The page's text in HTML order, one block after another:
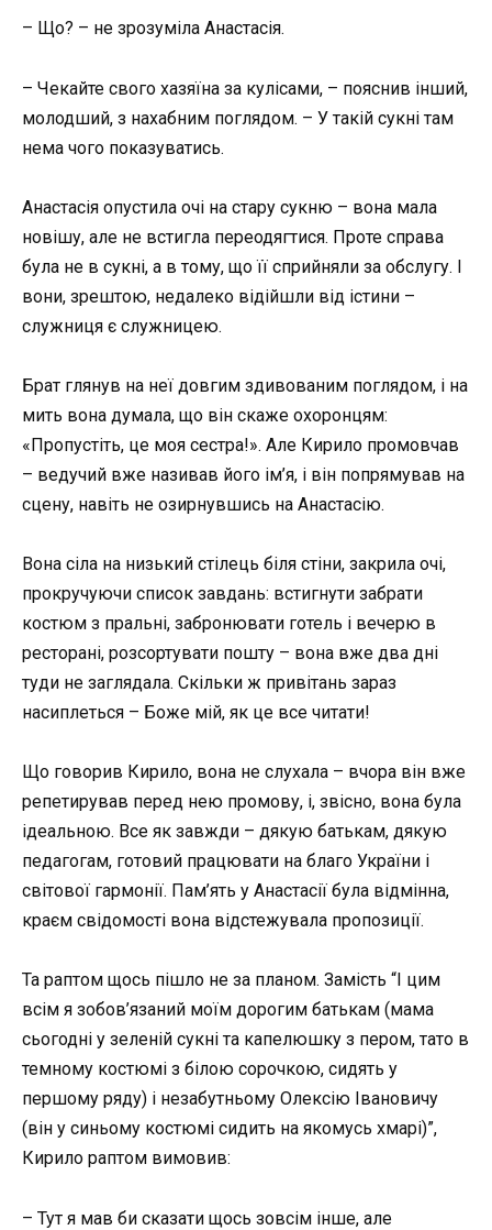
– Що? – не зрозуміла Анастасія.
– Чекайте свого хазяїна за кулісами, – пояснив інший,
молодший, з нахабним поглядом. – У такій сукні там
нема чого показуватись.
Анастасія опустила очі на стару сукню – вона мала
новішу, але не встигла переодягтися. Проте справа
була не в сукні, а в тому, що її сприйняли за обслугу. І
вони, зрештою, недалеко відійшли від істини –
служниця є служницею.
Брат глянув на неї довгим здивованим поглядом, і на
мить вона думала, що він скаже охоронцям:
«Пропустіть, це моя сестра!». Але Кирило промовчав
– ведучий вже називав його ім’я, і він попрямував на
сцену, навіть не озирнувшись на Анастасію.
Вона сіла на низький стілець біля стіни, закрила очі,
прокручуючи список завдань: встигнути забрати
костюм з пральні, забронювати готель і вечерю в
ресторані, розсортувати пошту – вона вже два дні
туди не заглядала. Скільки ж привітань зараз
насиплеться – Боже мій, як це все читати!
Що говорив Кирило, вона не слухала – вчора він вже
репетирував перед нею промову, і, звісно, вона була
ідеальною. Все як завжди – дякую батькам, дякую
педагогам, готовий працювати на благо України і
світової гармонії. Пам’ять у Анастасії була відмінна,
краєм свідомості вона відстежувала пропозиції.
Та раптом щось пішло не за планом. Замість “І цим
всім я зобов’язаний моїм дорогим батькам (мама
сьогодні у зеленій сукні та капелюшку з пером, тато в
темному костюмі з білою сорочкою, сидять у
першому ряду) і незабутньому Олексію Івановичу
(він у синьому костюмі сидить на якомусь хмарі)”,
Кирило раптом вимовив:
– Тут я мав би сказати щось зовсім інше, але